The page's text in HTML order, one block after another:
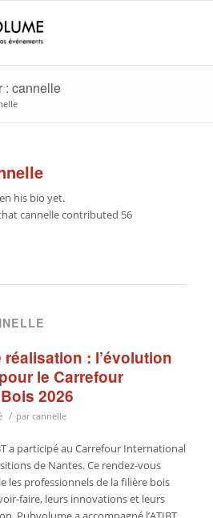
: cannelle
his bio yet.
cannellecontributed 56
: l’évolution
le Carrefour
2026
/ parcannelle
a participé au Carrefour International
de Nantes. Ce rendez-vous
les professionnels de la filière bois
faire, leurs innovations et leurs